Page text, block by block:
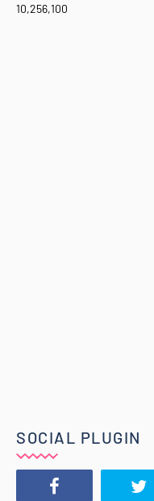
10,256,100
SOCIAL PLUGIN